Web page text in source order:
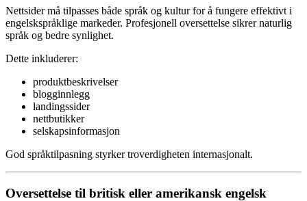
Nettsider må tilpasses både språk og kultur for å fungere effektivt i
engelskspråklige markeder. Profesjonell oversettelse sikrer naturlig
språk og bedre synlighet.
Dette inkluderer:
produktbeskrivelser
blogginnlegg
landingssider
nettbutikker
selskapsinformasjon
God språktilpasning styrker troverdigheten internasjonalt.
Oversettelse til britisk eller amerikansk engelsk